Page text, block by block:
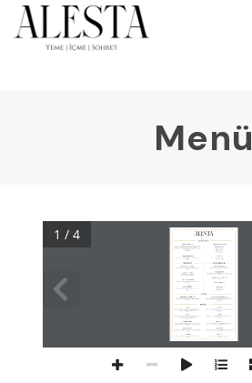
Menü
1 / 4